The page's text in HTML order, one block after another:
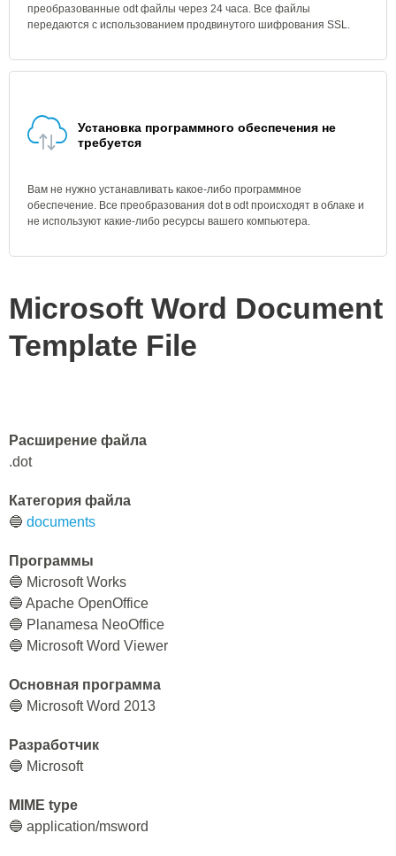
преобразованные odt файлы через 24 часа. Все файлы
передаются с использованием продвинутого шифрования SSL.
Установка программного обеспечения не
требуется
Вам не нужно устанавливать какое-либо программное
обеспечение. Все преобразования dot в odt происходят в облаке и
не используют какие-либо ресурсы вашего компьютера.
Microsoft Word Document
Template File
Расширение файла
.dot
Категория файла
🔵 documents
Программы
🔵 Microsoft Works
🔵 Apache OpenOffice
🔵 Planamesa NeoOffice
🔵 Microsoft Word Viewer
Основная программа
🔵 Microsoft Word 2013
Разработчик
🔵 Microsoft
MIME type
🔵 application/msword